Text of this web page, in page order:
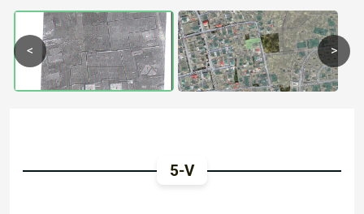
< >
5-V